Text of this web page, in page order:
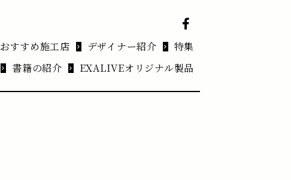
おすすめ施工店 デザイナー紹介
特集
書籍の紹介 EXALIVEオリジナル製品